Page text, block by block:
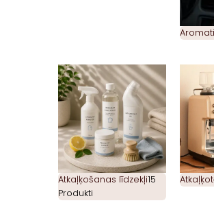
Atkaļķošanas līdzekļi15
Produkti